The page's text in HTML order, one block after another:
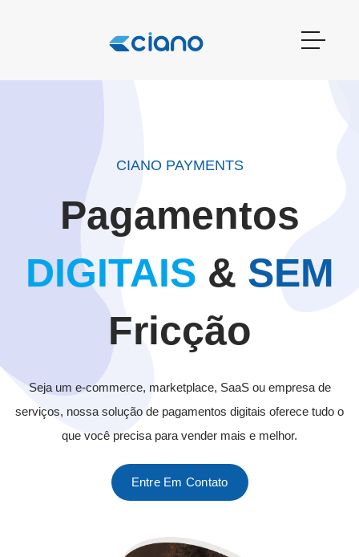
CIANO PAYMENTS
Pagamentos
DIGITAIS & SEM
Fricção
Seja um e-commerce, marketplace, SaaS ou empresa de
serviços, nossa solução de pagamentos digitais oferece tudo o
que você precisa para vender mais e melhor.
Entre Em Contato